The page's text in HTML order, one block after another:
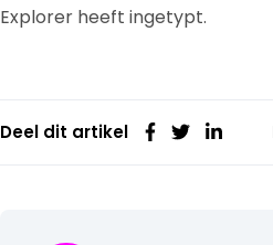
Explorer heeft ingetypt.
Deel dit artikel